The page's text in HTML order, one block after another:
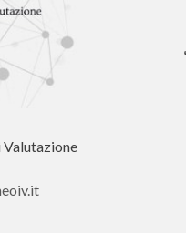
Valutazione